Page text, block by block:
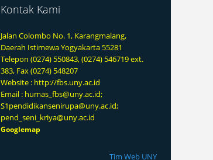
Kontak Kami
Jalan Colombo No. 1, Karangmalang,
Daerah Istimewa Yogyakarta 55281
Telepon (0274) 550843, (0274) 546719 ext.
383, Fax (0274) 548207
Website : http://fbs.uny.ac.id
Email : humas_fbs@uny.ac.id;
S1pendidikansenirupa@uny.ac.id;
pend_seni_kriya@uny.ac.id
Googlemap
Tim Web UNY